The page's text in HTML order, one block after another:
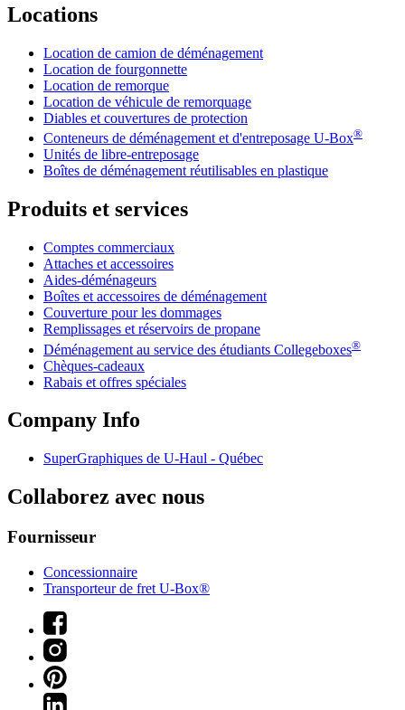
Locations
Location de camion de déménagement
Location de fourgonnette
Location de remorque
Location de véhicule de remorquage
Diables et couvertures de protection
Conteneurs de déménagement et d'entreposage U-Box®
Unités de libre-entreposage
Boîtes de déménagement réutilisables en plastique
Produits et services
Comptes commerciaux
Attaches et accessoires
Aides-déménageurs
Boîtes et accessoires de déménagement
Couverture pour les dommages
Remplissages et réservoirs de propane
Déménagement au service des étudiants Collegeboxes®
Chèques-cadeaux
Rabais et offres spéciales
Company Info
SuperGraphiques de U-Haul - Québec
Collaborez avec nous
Fournisseur
Concessionnaire
Transporteur de fret U-Box®